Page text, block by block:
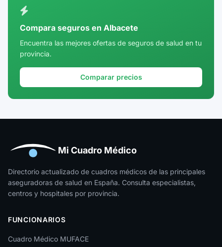
Córdoba
Cuenca
Girona
Huesca
Jaén
La Rioja
León
Lleida
Compara seguros en Albacete
Encuentra las mejores ofertas de seguros de salud en tu
provincia.
Comparar precios
Mi Cuadro Médico
Directorio actualizado de cuadros médicos de las principales
aseguradoras de salud en España. Consulta especialistas,
centros y hospitales por provincia.
FUNCIONARIOS
Cuadro Médico MUFACE